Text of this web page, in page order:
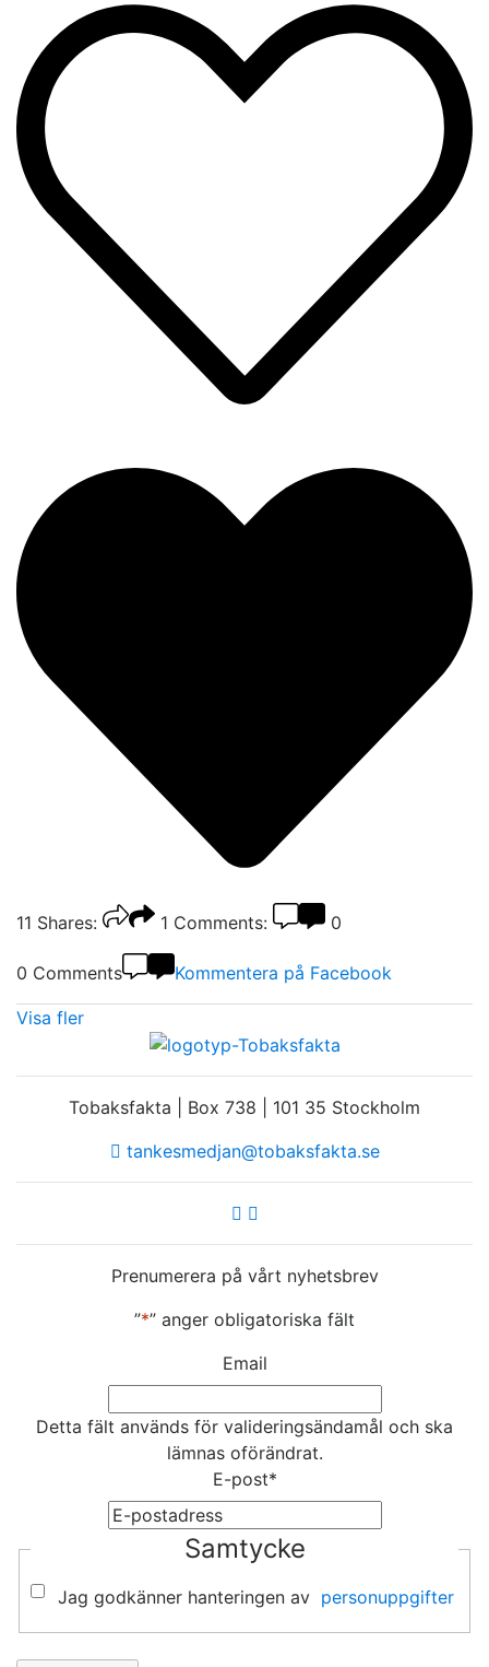
11 Shares: 1 Comments: 0
0 Comments Kommentera på Facebook
Visa fler
Tobaksfakta | Box 738 | 101 35 Stockholm
tankesmedjan@tobaksfakta.se
Prenumerera på vårt nyhetsbrev
”*” anger obligatoriska fält
Email
Detta fält används för valideringsändamål och ska
lämnas oförändrat.
E-post*
Samtycke
Jag godkänner hanteringen av personuppgifter